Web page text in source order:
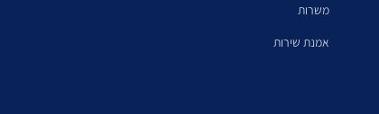
משרות
אמנת שירות